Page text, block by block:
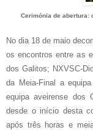
Cerimónia de abertura:
No dia 18 de maio
os encontros entre as
dos Galitos; NXVSC-
da Meia-Final a
equipa aveirense dos
desde o início desta
após três horas e